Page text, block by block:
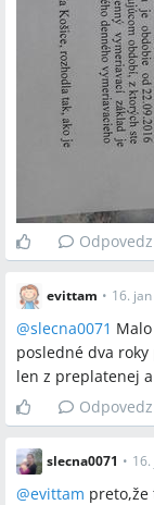
Odpovedz
evittam • 16.
@slecna0071
posledné dva
len z preplatenej
Odpovedz
slecna0071 •
@evittam preto,že